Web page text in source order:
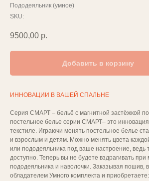
Пододеяльник (умное)
SKU:
9500,00 р.
Добавить в корзину
ИННОВАЦИИ В ВАШЕЙ СПАЛЬНЕ
Серия СМАРТ – бельё с магнитной застёжкой
постельное белье серии СМАРТ– это
текстиле. Играючи менять постельное белье
и взрослым и детям. Можно менять цвета
или пододеяльника под ваше настроение, ведь
доступно. Теперь вы не будете вздрагивать
пододеяльника и наволочки. Заказывая пошив,
обладателем Умного комплекта и